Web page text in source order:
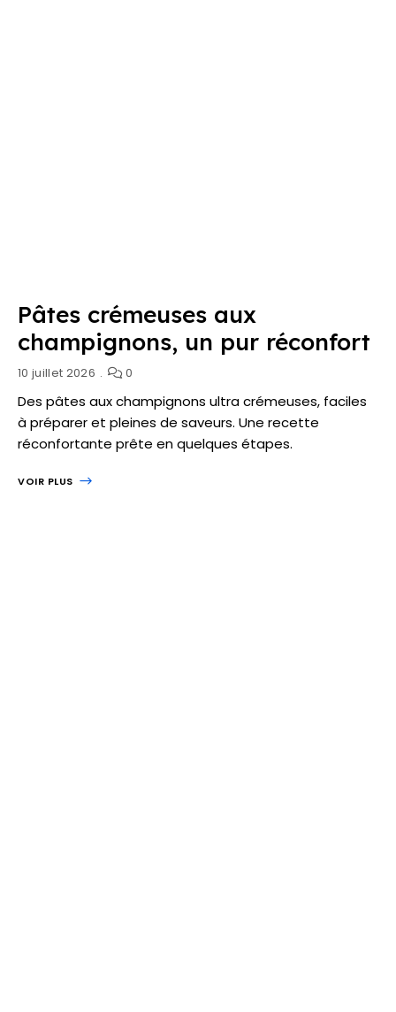
Pâtes crémeuses aux
champignons, un pur réconfort
10 juillet 2026 0
Des pâtes aux champignons ultra crémeuses, faciles
à préparer et pleines de saveurs. Une recette
réconfortante prête en quelques étapes.
VOIR PLUS